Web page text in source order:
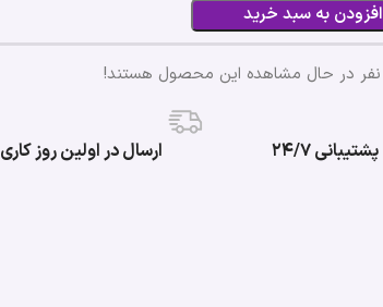
افزودن به سبد خرید
نفر در حال مشاهده این محصول هستند!
پشتیبانی ۲۴/۷ ارسال در اولین روز کاری